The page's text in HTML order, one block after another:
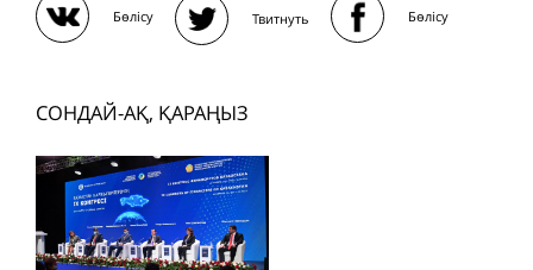
Бөлісу Твитнуть Бөлісу
СОНДАЙ-АҚ, ҚАРАҢЫЗ